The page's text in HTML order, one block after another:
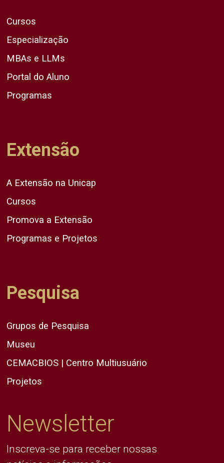
Cursos
Especialização
MBAs e LLMs
Portal do Aluno
Programas
Extensão
A Extensão na Unicap
Cursos
Promova a Extensão
Programas e Projetos
Pesquisa
Grupos de Pesquisa
Museu
CEMACBIOS | Centro Multiusuário
Projetos
Newsletter
Inscreva-se para receber nossas